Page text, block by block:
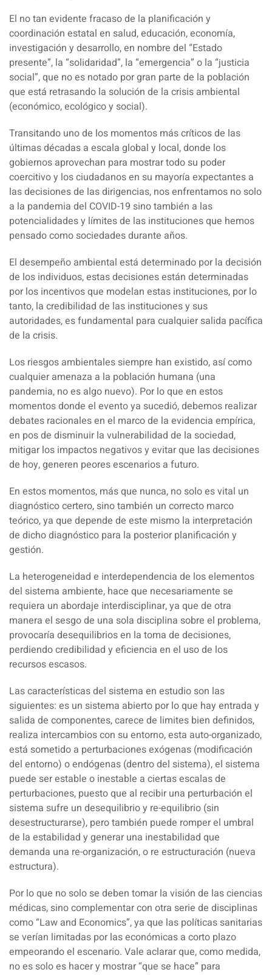
El no tan evidente fracaso de la planificación y
coordinación estatal en salud, educación, economía,
investigación y desarrollo, en nombre del “Estado
presente”, la “solidaridad”, la “emergencia” o la “justicia
social”, que no es notado por gran parte de la población
que está retrasando la solución de la crisis ambiental
(económico, ecológico y social).
Transitando uno de los momentos más críticos de las
últimas décadas a escala global y local, donde los
gobiernos aprovechan para mostrar todo su poder
coercitivo y los ciudadanos en su mayoría expectantes a
las decisiones de las dirigencias, nos enfrentamos no solo
a la pandemia del COVID-19 sino también a las
potencialidades y límites de las instituciones que hemos
pensado como sociedades durante años.
El desempeño ambiental está determinado por la decisión
de los individuos, estas decisiones están determinadas
por los incentivos que modelan estas instituciones, por lo
tanto, la credibilidad de las instituciones y sus
autoridades, es fundamental para cualquier salida pacífica
de la crisis.
Los riesgos ambientales siempre han existido, así como
cualquier amenaza a la población humana (una
pandemia, no es algo nuevo). Por lo que en estos
momentos donde el evento ya sucedió, debemos realizar
debates racionales en el marco de la evidencia empírica,
en pos de disminuir la vulnerabilidad de la sociedad,
mitigar los impactos negativos y evitar que las decisiones
de hoy, generen peores escenarios a futuro.
En estos momentos, más que nunca, no solo es vital un
diagnóstico certero, sino también un correcto marco
teórico, ya que depende de este mismo la interpretación
de dicho diagnóstico para la posterior planificación y
gestión.
La heterogeneidad e interdependencia de los elementos
del sistema ambiente, hace que necesariamente se
requiera un abordaje interdisciplinar, ya que de otra
manera el sesgo de una sola disciplina sobre el problema,
provocaría desequilibrios en la toma de decisiones,
perdiendo credibilidad y eficiencia en el uso de los
recursos escasos.
Las características del sistema en estudio son las
siguientes: es un sistema abierto por lo que hay entrada y
salida de componentes, carece de limites bien definidos,
realiza intercambios con su entorno, esta auto-organizado,
está sometido a perturbaciones exógenas (modificación
del entorno) o endógenas (dentro del sistema), el sistema
puede ser estable o inestable a ciertas escalas de
perturbaciones, puesto que al recibir una perturbación el
sistema sufre un desequilibrio y re-equilibrio (sin
desestructurarse), pero también puede romper el umbral
de la estabilidad y generar una inestabilidad que
demanda una re-organización, o re estructuración (nueva
estructura).
Por lo que no solo se deben tomar la visión de las ciencias
médicas, sino complementar con otra serie de disciplinas
como “Law and Economics”, ya que las políticas sanitarias
se verían limitadas por las económicas a corto plazo
empeorando el escenario. Vale aclarar que, como medida,
no es solo es hacer y mostrar “que se hace” para